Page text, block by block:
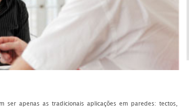
ser apenas as tradicionais aplicações em paredes: tectos,